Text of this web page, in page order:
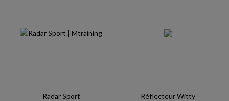
Radar Sport Réflecteur Witty